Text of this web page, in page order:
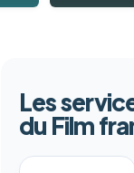
Les
du Film